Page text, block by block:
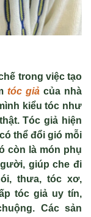
trong việc tạo
tóc giả của nhà
kiểu tóc như
Tóc giả hiện
thể đổi gió mỗi
còn là món phụ
giúp che đi
thưa, tóc xơ,
tóc giả uy tín,
Các sản